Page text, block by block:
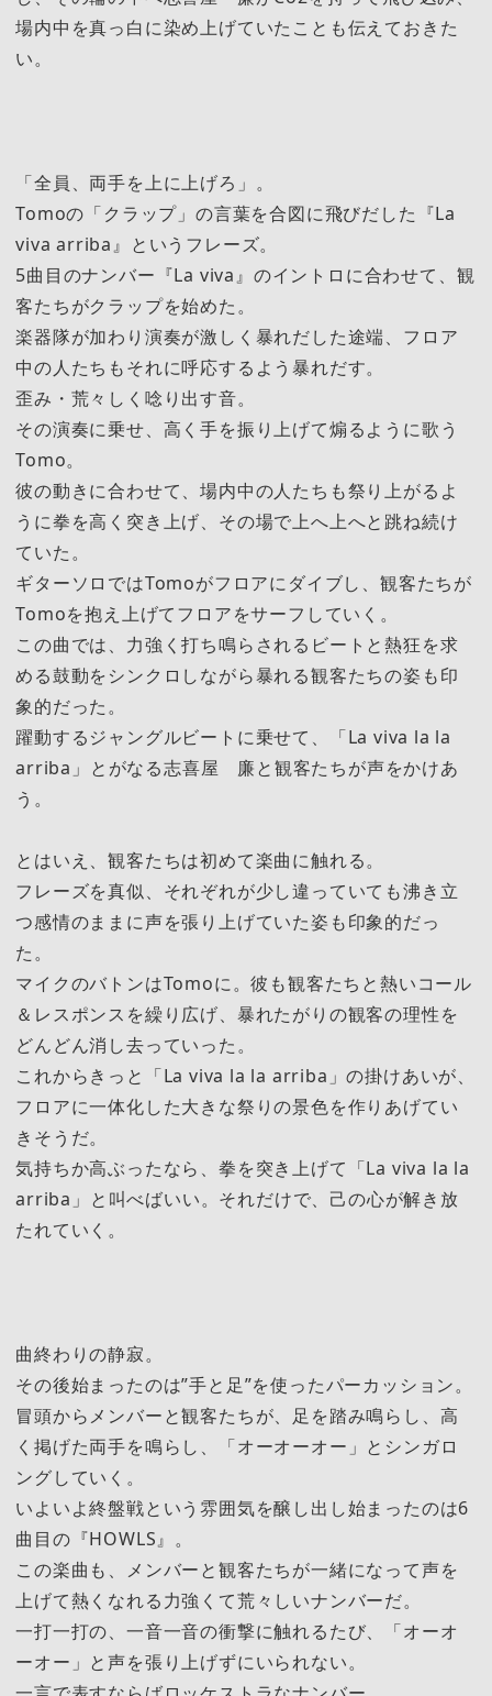
場内中を真っ白に染め上げていたことも伝えておきた
い。
「全員、両手を上に上げろ」。
Tomoの「クラップ」の言葉を合図に飛びだした『La
viva arriba』というフレーズ。
5曲目のナンバー『La viva』のイントロに合わせて、観
客たちがクラップを始めた。
楽器隊が加わり演奏が激しく暴れだした途端、フロア
中の人たちもそれに呼応するよう暴れだす。
歪み・荒々しく唸り出す音。
その演奏に乗せ、高く手を振り上げて煽るように歌う
Tomo。
彼の動きに合わせて、場内中の人たちも祭り上がるよ
うに拳を高く突き上げ、その場で上へ上へと跳ね続け
ていた。
ギターソロではTomoがフロアにダイブし、観客たちが
Tomoを抱え上げてフロアをサーフしていく。
この曲では、力強く打ち鳴らされるビートと熱狂を求
める鼓動をシンクロしながら暴れる観客たちの姿も印
象的だった。
躍動するジャングルビートに乗せて、「La viva la la
arriba」とがなる志喜屋 廉と観客たちが声をかけあ
う。
とはいえ、観客たちは初めて楽曲に触れる。
フレーズを真似、それぞれが少し違っていても沸き立
つ感情のままに声を張り上げていた姿も印象的だっ
た。
マイクのバトンはTomoに。彼も観客たちと熱いコール
＆レスポンスを繰り広げ、暴れたがりの観客の理性を
どんどん消し去っていった。
これからきっと「La viva la la arriba」の掛けあいが、
フロアに一体化した大きな祭りの景色を作りあげてい
きそうだ。
気持ちか高ぶったなら、拳を突き上げて「La viva la la
arriba」と叫べばいい。それだけで、己の心が解き放
たれていく。
曲終わりの静寂。
その後始まったのは”手と足”を使ったパーカッション。
冒頭からメンバーと観客たちが、足を踏み鳴らし、高
く掲げた両手を鳴らし、「オーオーオー」とシンガロ
ングしていく。
いよいよ終盤戦という雰囲気を醸し出し始まったのは6
曲目の『HOWLS』。
この楽曲も、メンバーと観客たちが一緒になって声を
上げて熱くなれる力強くて荒々しいナンバーだ。
一打一打の、一音一音の衝撃に触れるたび、「オーオ
ーオー」と声を張り上げずにいられない。